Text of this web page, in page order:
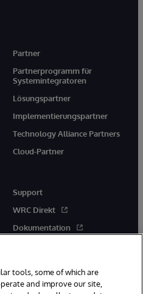
Partner
Partnerprogramm für
Systemintegratoren
Lösungspartner
Implementierungspartner
Technology Alliance Partners
Cloud-Partner
Support
WRC Direkt
Dokumentation
tools, some of which are
and improve our site,